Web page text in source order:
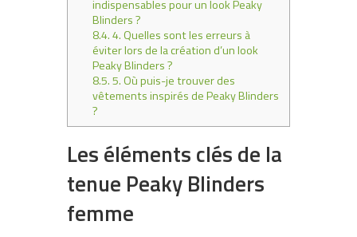
indispensables pour un look Peaky
Blinders ?
8.4.4. Quelles sont les erreurs à
éviter lors de la création d’un look
Peaky Blinders ?
8.5.5. Où puis-je trouver des
vêtements inspirés de Peaky Blinders
?
Les éléments clés de la
tenue Peaky Blinders
femme